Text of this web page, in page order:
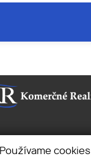
Používame cookies